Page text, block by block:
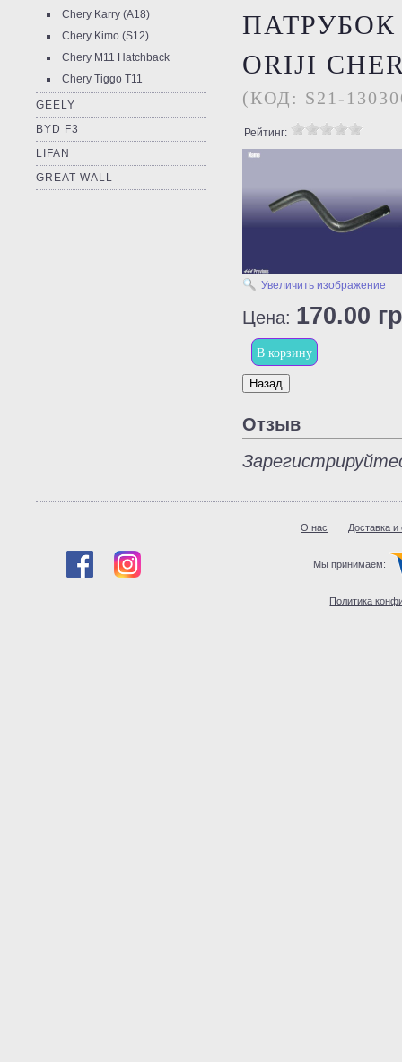
Chery Karry (A18)
Chery Kimo (S12)
Chery M11 Hatchback
Chery Tiggo T11
GEELY
BYD F3
LIFAN
GREAT WALL
ORIJI
(КОД: S21-
Рейтинг:
Увеличить изображение
Цена: 170.00
Отзыв
О нас Доставка и
Мы принимаем:
Политика